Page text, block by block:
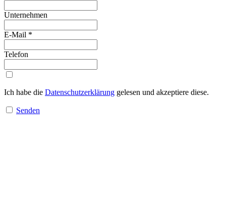
Unternehmen
E-Mail *
Telefon
Ich habe die Datenschutzerklärung gelesen und akzeptiere diese.
Senden